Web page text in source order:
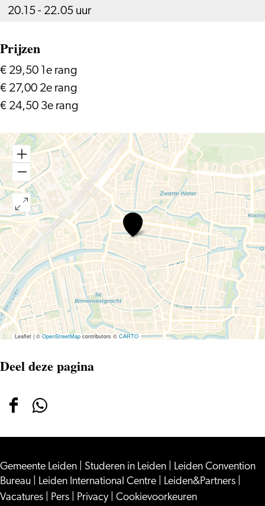
20.15 - 22.05 uur
Prijzen
€ 29,50 1e rang
€ 27,00 2e rang
€ 24,50 3e rang
Cringe
Johan
Goossens,
Sanne
Wallis
de
Vries,
Remco
Veldhuis
e.a.
Leaflet|©OpenStreetMapcontributors ©CARTO
Deel deze pagina
Deel
op
Facebook
Deel
op
WhatsApp
Gemeente Leiden Studeren in Leiden
Leiden Convention
Bureau
Leiden International Centre Leiden&Partners
Vacatures
Pers Privacy Cookievoorkeuren